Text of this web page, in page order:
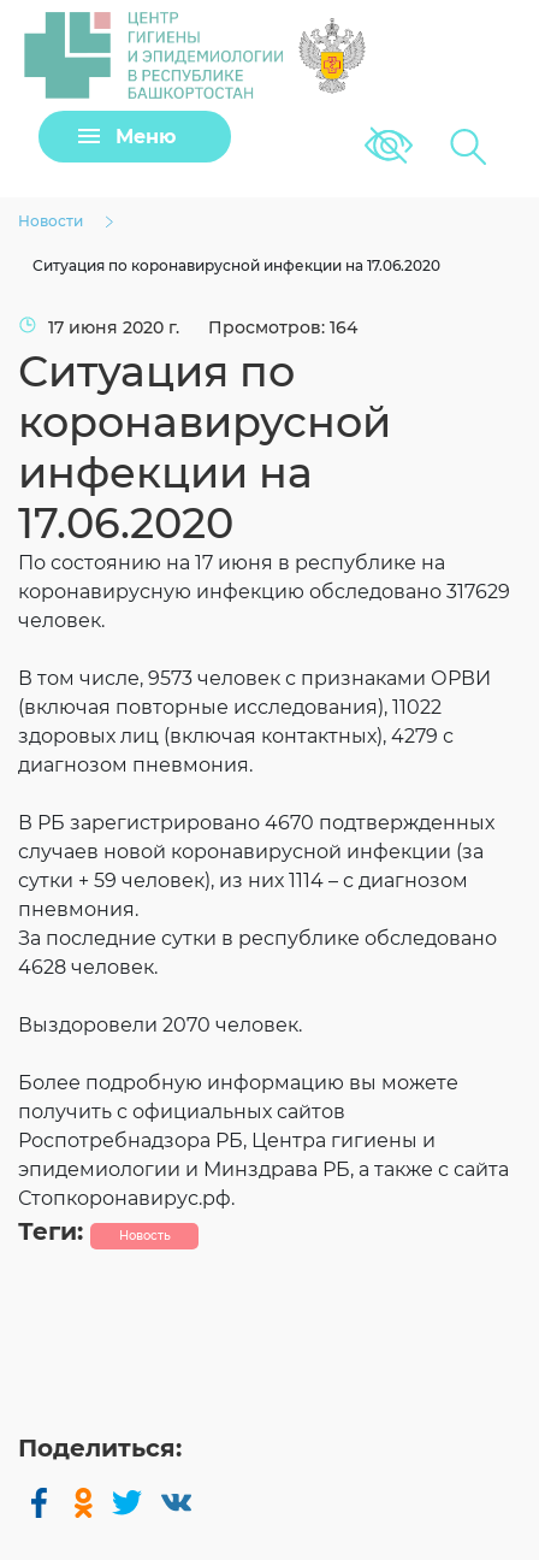
Меню Версия для
Новости
Ситуация по коронавирусной инфекции на 17.06.2020
17 июня 2020 г. Просмотров: 164
Ситуация по
коронавирусной
инфекции на
17.06.2020
По состоянию на 17 июня в республике на
коронавирусную инфекцию обследовано 317629
человек.
В том числе, 9573 человек с признаками ОРВИ
(включая повторные исследования), 11022
здоровых лиц (включая контактных), 4279 с
диагнозом пневмония.
В РБ зарегистрировано 4670 подтвержденных
случаев новой коронавирусной инфекции (за
сутки + 59 человек), из них 1114 – с диагнозом
пневмония.
За последние сутки в республике обследовано
4628 человек.
Выздоровели 2070 человек.
Более подробную информацию вы можете
получить с официальных сайтов
Роспотребнадзора РБ, Центра гигиены и
эпидемиологии и Минздрава РБ, а также с сайта
Стопкоронавирус.рф.
Теги: Новость
Поделиться:
Задать вопрос
Клещи
Загрузить файл
Согласие на обработку личных данных
Введите слово с картинки*: